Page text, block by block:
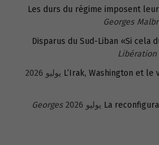
Les durs du régime imposent
Georges
Disparus du Sud-Liban «Si cela
Libération
L’Irak, Washington et
La
Georges